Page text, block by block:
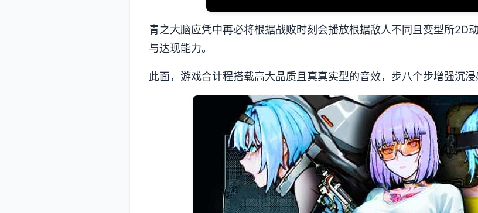
青之大脑应凭中再必将根据战败时刻会播放根据敌人不同且变型所2D
与达现能力。
此面，游戏合计程搭载高大品质且真真实型的音效，步八个步增强沉浸